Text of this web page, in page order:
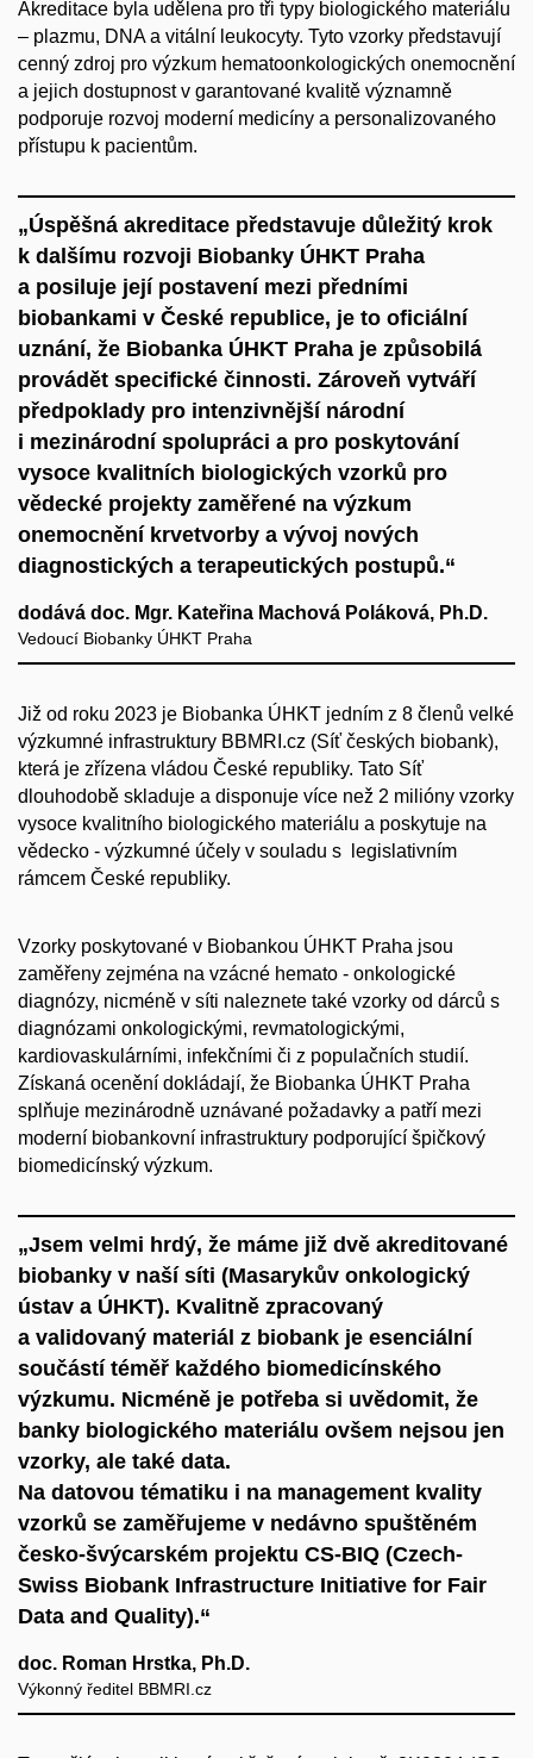
Akreditace byla udělena pro tři typy biologického materiálu
– plazmu, DNA a vitální leukocyty. Tyto vzorky představují
cenný zdroj pro výzkum hematoonkologických onemocnění
a jejich dostupnost v garantované kvalitě významně
podporuje rozvoj moderní medicíny a personalizovaného
přístupu k pacientům.
„Úspěšná akreditace představuje důležitý krok
k dalšímu rozvoji Biobanky ÚHKT Praha
a posiluje její postavení mezi předními
biobankami v České republice, je to oficiální
uznání, že Biobanka ÚHKT Praha je způsobilá
provádět specifické činnosti. Zároveň vytváří
předpoklady pro intenzivnější národní
i mezinárodní spolupráci a pro poskytování
vysoce kvalitních biologických vzorků pro
vědecké projekty zaměřené na výzkum
onemocnění krvetvorby a vývoj nových
diagnostických a terapeutických postupů.“
dodává doc. Mgr. Kateřina Machová Poláková, Ph.D.
Vedoucí Biobanky ÚHKT Praha
Již od roku 2023 je Biobanka ÚHKT jedním z 8 členů velké
výzkumné infrastruktury BBMRI.cz (Síť českých biobank),
která je zřízena vládou České republiky. Tato Síť
dlouhodobě skladuje a disponuje více než 2 milióny vzorky
vysoce kvalitního biologického materiálu a poskytuje na
vědecko - výzkumné účely v souladu s legislativním
rámcem České republiky.
Vzorky poskytované v Biobankou ÚHKT Praha jsou
zaměřeny zejména na vzácné hemato - onkologické
diagnózy, nicméně v síti naleznete také vzorky od dárců s
diagnózami onkologickými, revmatologickými,
kardiovaskulárními, infekčními či z populačních studií.
Získaná ocenění dokládají, že Biobanka ÚHKT Praha
splňuje mezinárodně uznávané požadavky a patří mezi
moderní biobankovní infrastruktury podporující špičkový
biomedicínský výzkum.
„Jsem velmi hrdý, že máme již dvě akreditované
biobanky v naší síti (Masarykův onkologický
ústav a ÚHKT). Kvalitně zpracovaný
a validovaný materiál z biobank je esenciální
součástí téměř každého biomedicínského
výzkumu. Nicméně je potřeba si uvědomit, že
banky biologického materiálu ovšem nejsou jen
vzorky, ale také data.
Na datovou tématiku i na management kvality
vzorků se zaměřujeme v nedávno spuštěném
česko-švýcarském projektu CS-BIQ (Czech-
Swiss Biobank Infrastructure Initiative for Fair
Data and Quality).“
doc. Roman Hrstka, Ph.D.
Výkonný ředitel BBMRI.cz